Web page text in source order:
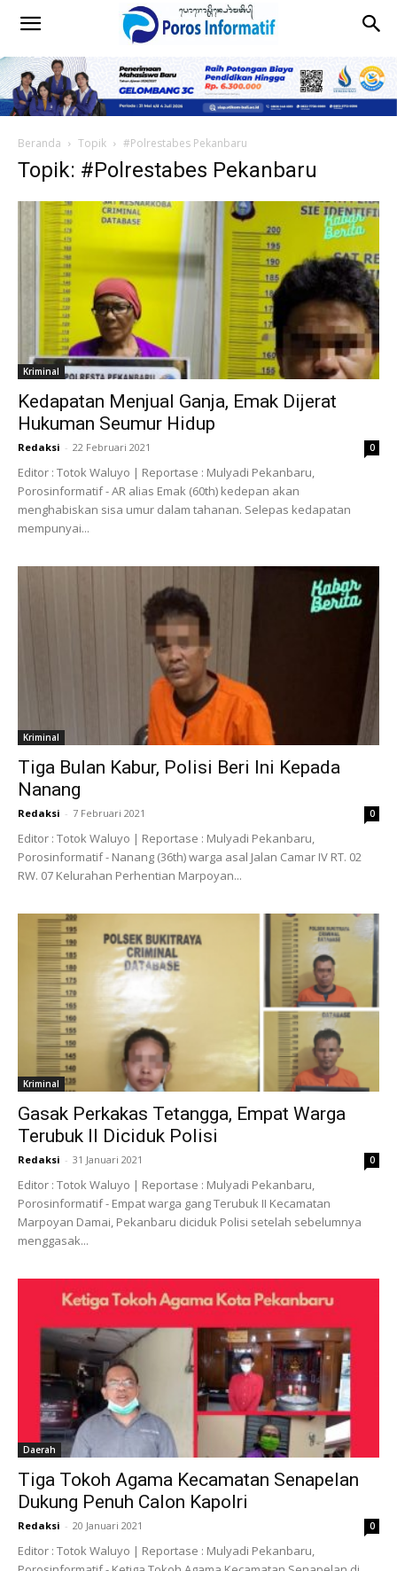
Beranda Topik #Polrestabes Pekanbaru
Topik: #Polrestabes Pekanbaru
Kriminal
Kedapatan Menjual Ganja, Emak Dijerat
Hukuman Seumur Hidup
Redaksi - 22 Februari 2021 0
Editor : Totok Waluyo | Reportase : Mulyadi Pekanbaru,
Porosinformatif - AR alias Emak (60th) kedepan akan
menghabiskan sisa umur dalam tahanan. Selepas kedapatan
mempunyai...
Kriminal
Tiga Bulan Kabur, Polisi Beri Ini Kepada
Nanang
Redaksi - 7 Februari 2021 0
Editor : Totok Waluyo | Reportase : Mulyadi Pekanbaru,
Porosinformatif - Nanang (36th) warga asal Jalan Camar IV RT. 02
RW. 07 Kelurahan Perhentian Marpoyan...
Kriminal
Gasak Perkakas Tetangga, Empat Warga
Terubuk II Diciduk Polisi
Redaksi - 31 Januari 2021 0
Editor : Totok Waluyo | Reportase : Mulyadi Pekanbaru,
Porosinformatif - Empat warga gang Terubuk II Kecamatan
Marpoyan Damai, Pekanbaru diciduk Polisi setelah sebelumnya
menggasak...
Daerah
Tiga Tokoh Agama Kecamatan Senapelan
Dukung Penuh Calon Kapolri
Redaksi - 20 Januari 2021 0
Editor : Totok Waluyo | Reportase : Mulyadi Pekanbaru,